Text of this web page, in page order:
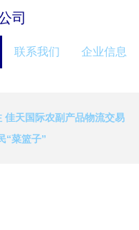
司
联系我们 企业信息
佳天国际农副产品物流交易
“菜篮子”